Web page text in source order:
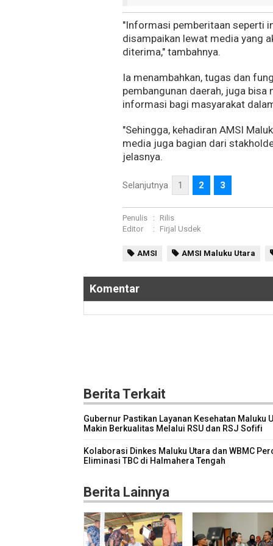
"Informasi pemberitaan seperti
disampaikan lewat media yang
diterima," tambahnya.
Ia menambahkan, tugas dan
pembangunan daerah, juga
informasi bagi masyarakat
"Sehingga, kehadiran AMSI
media juga bagian dari
jelasnya.
Selanjutnya 1 2 3
Penulis :
Rilis
Editor
: Firjal Usdek
AMSI AMSI Maluku Utara
Komentar
Berita Terkait
Gubernur Pastikan Layanan Kesehatan Maluku
Makin Berkualitas Melalui RSU dan RSJ Sofifi
Kolaborasi Dinkes Maluku Utara dan WBMC
Eliminasi TBC di Halmahera Tengah
Berita Lainnya